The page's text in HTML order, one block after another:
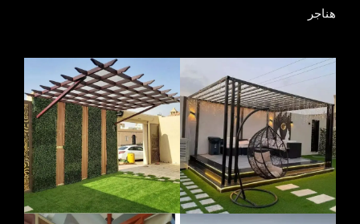
هناجر